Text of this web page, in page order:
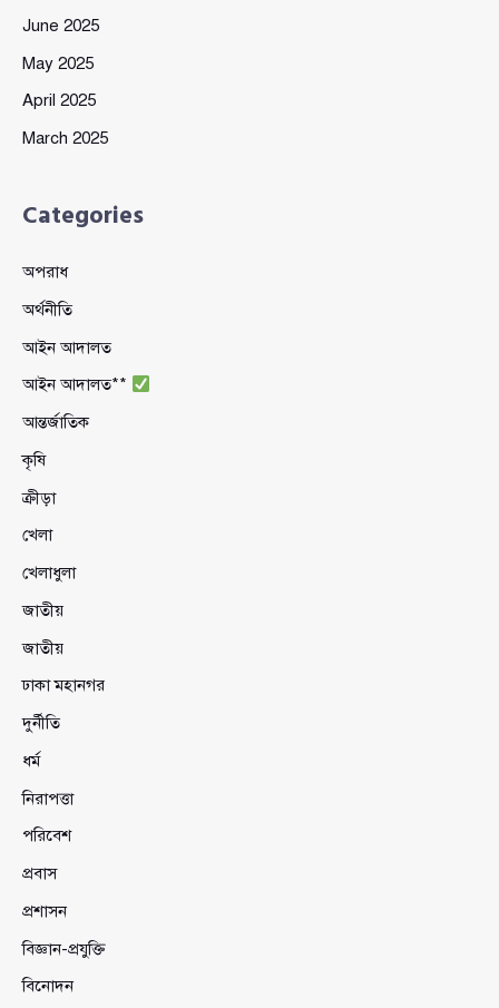
June 2025
May 2025
April 2025
March 2025
Categories
অপরাধ
অর্থনীতি
আইন আদালত
আইন আদালত**
আন্তর্জাতিক
কৃষি
ক্রীড়া
খেলা
খেলাধুলা
জাতীয়
জাতীয়
ঢাকা মহানগর
দুর্নীতি
ধর্ম
নিরাপত্তা
পরিবেশ
প্রবাস
প্রশাসন
বিজ্ঞান-প্রযুক্তি
বিনোদন